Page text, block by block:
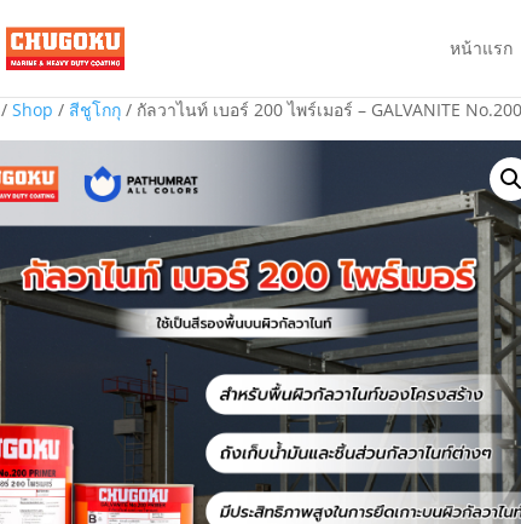
หน้าแรก
/ Shop / สีชูโกกุ / กัลวาไนท์ เบอร์ 200 ไพร์เมอร์ – GALVANITE